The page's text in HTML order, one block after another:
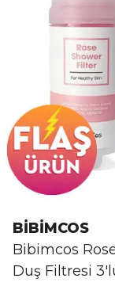
BİBİMCOS
Bibimcos
Duş Filtresi